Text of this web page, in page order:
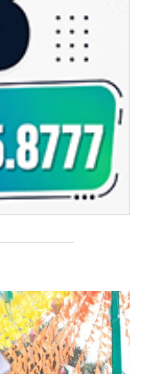
14º Acampamento